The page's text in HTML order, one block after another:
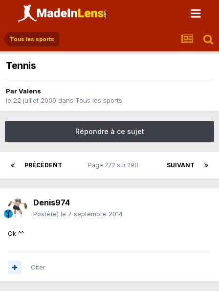
Tous les sports
Tennis
ParValens
le 22 juillet 2009 dans Tous les sports
Répondre à ce sujet
PRÉCÉDENT SUIVANT
Page 272 sur 298
Denis974
Posté(e) le 7 septembre 2014
Ok ^^
Citer